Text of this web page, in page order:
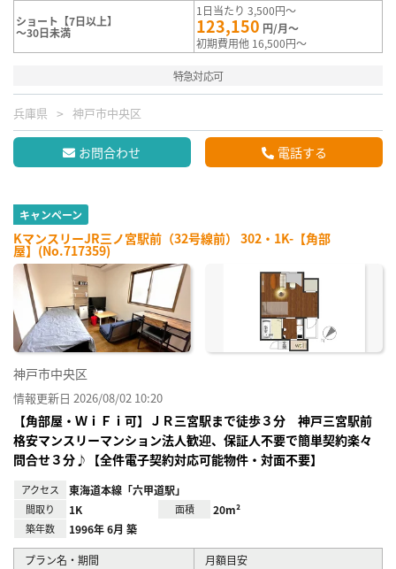
ショート【7日以上】
～30日未満
1日当たり 3,500円～
123,150 円/月～
初期費用他 16,500円～
特急対応可
兵庫県 神戸市中央区
お問合わせ 電話する
キャンペーン
KマンスリーJR三ノ宮駅前（32号線前） 302・1K-【角部
屋】(No.717359)
神戸市中央区
情報更新日 2026/08/02 10:20
【角部屋・ＷｉＦｉ可】ＪＲ三宮駅まで徒歩３分 神戸三宮駅前
格安マンスリーマンション法人歓迎、保証人不要で簡単契約楽々
問合せ３分♪【全件電子契約対応可能物件・対面不要】
アクセス 東海道本線「六甲道駅」
間取り 1K 面積 20m²
築年数 1996年 6月 築
プラン名・期間 月額目安